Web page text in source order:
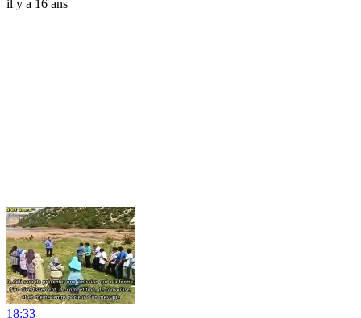
il y a 16 ans
18:33